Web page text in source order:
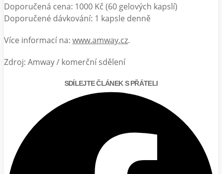
Doporučená cena: 1000 Kč (60 gelových kapslí)
Doporučené dávkování: 1 kapsle denně
Více informací na: www.amway.cz.
Zdroj: Amway / komerční sdělení
SDÍLEJTE ČLÁNEK S PŘÁTELI